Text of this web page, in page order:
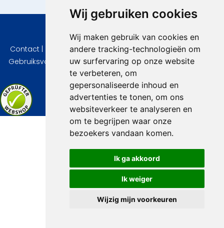
Wij gebruiken cookies
Wij maken gebruik van cookies en
andere tracking-technologieën om
uw surfervaring op onze website
te verbeteren, om
gepersonaliseerde inhoud en
advertenties te tonen, om ons
websiteverkeer te analyseren en
om te begrijpen waar onze
bezoekers vandaan komen.
Ik ga akkoord
Ik weiger
Wijzig mijn voorkeuren
© 2026 VidaVilla.com
Contact Privacy|Cookie instellingen|Herroepingsrecht
Gebruiksvoorwaarden|Imprint|Informatie Beoordelingen